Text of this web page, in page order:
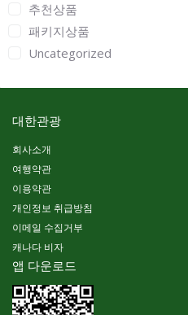
추천상품
패키지상품
Uncategorized
대한관광
회사소개
여행약관
이용약관
개인정보 취급방침
이메일 수집거부
캐나다 비자
앱 다운로드